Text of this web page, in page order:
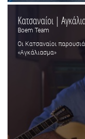
Κατσαναίοι |
Boem Team
Οι Κατσαναίοι
«Αγκάλιασμα»